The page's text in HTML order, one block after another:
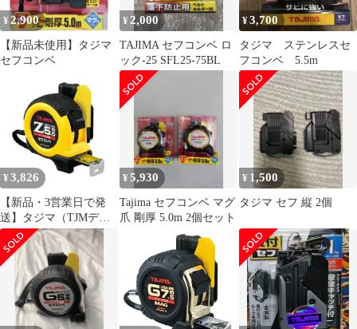
¥2,900
【新品未使用】タジマ
セフコンベ
¥ 2,000
TAJIMA セフコンベ ロ
ック-25 SFL25-75BL
¥3,700
タジマ ステンレスセ
フコンベ 5.5m
¥ 3,826
【新品・3営業日で発
送】タジマ（TJMデザ
イン） セフコンベＺ
ロック２５ｍｍ
SFZL25-55BL 2920565
¥5,930
Tajima セフコンベ マグ
爪 剛厚 5.0m 2個セット
¥ 1,500
タジマ セフ 縦 2個